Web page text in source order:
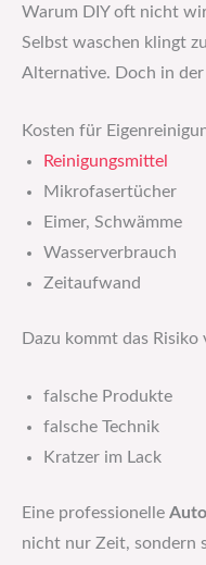
Warum DIY oft nicht
Selbst waschen klingt
Alternative. Doch in der
Kosten für
Reinigungsmittel
Mikrofasertücher
Eimer, Schwämme
Wasserverbrauch
Zeitaufwand
Dazu kommt das Risiko
falsche Produkte
falsche Technik
Kratzer im Lack
Eine professionelle
nicht nur Zeit, sondern